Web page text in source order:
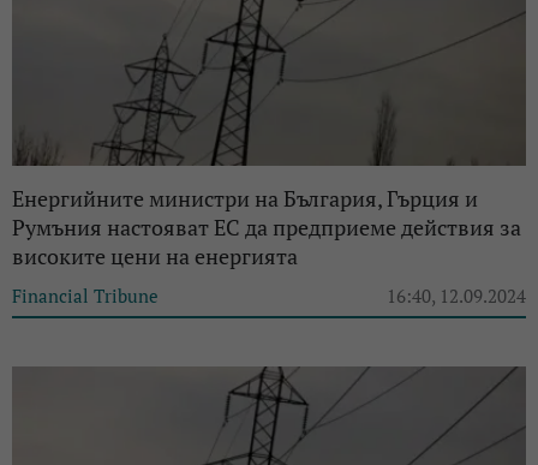
Енергийните министри на България, Гърция и
Румъния настояват ЕС да предприеме действия за
високите цени на енергията
Financial Tribune 16:40, 12.09.2024